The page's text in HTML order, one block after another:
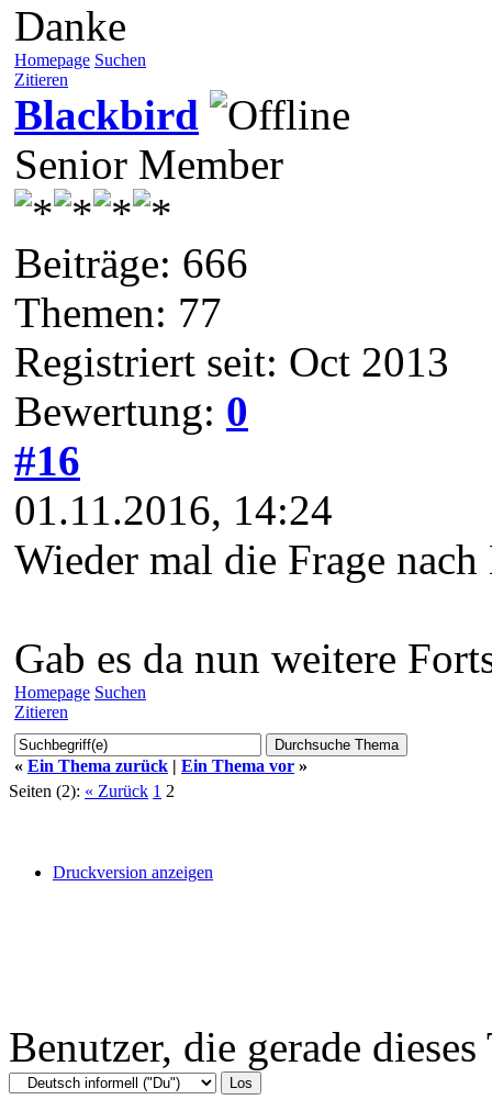
Danke
Homepage Suchen
Zitieren
Blackbird
Senior Member
Beiträge: 666
Themen: 77
Registriert seit: Oct 2013
Bewertung: 0
#16
01.11.2016, 14:24
Wieder mal die Frage
Gab es da nun weitere
Homepage Suchen
Zitieren
« Ein Thema zurück | Ein Thema vor »
Seiten (2): « Zurück 1 2
Druckversion anzeigen
Benutzer, die gerade